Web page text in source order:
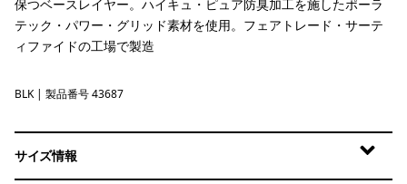
保つベースレイヤー。ハイキュ・ピュア防臭加工を施したポーラ
テック・パワー・グリッド素材を使用。フェアトレード・サーテ
ィファイドの工場で製造
Black
BLK | 製品番号 43687
サイズ情報